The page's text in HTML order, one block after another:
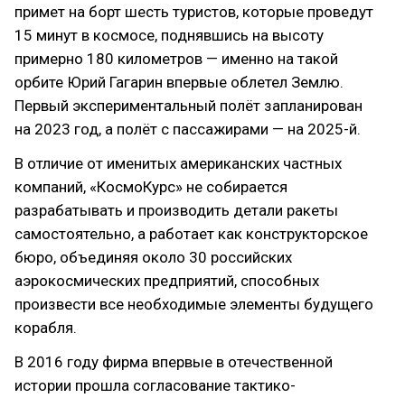
примет на борт шесть туристов, которые проведут
15 минут в космосе, поднявшись на высоту
примерно 180 километров — именно на такой
орбите Юрий Гагарин впервые облетел Землю.
Первый экспериментальный полёт запланирован
на 2023 год, а полёт с пассажирами — на 2025-й.
В отличие от именитых американских частных
компаний, «КосмоКурс» не собирается
разрабатывать и производить детали ракеты
самостоятельно, а работает как конструкторское
бюро, объединяя около 30 российских
аэрокосмических предприятий, способных
произвести все необходимые элементы будущего
корабля.
В 2016 году фирма впервые в отечественной
истории прошла согласование тактико-